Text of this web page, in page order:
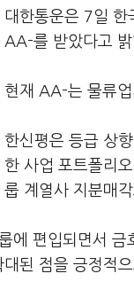
대한통운은 7일 한
AA-를 받았다고 밝
현재 AA-는 물류
한신평은 등급 상
한 사업 포트폴리
룹 계열사 지분매
에 편입되면서
된 점을 긍정적